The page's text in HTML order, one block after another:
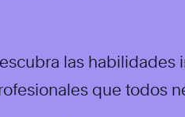
las habilidades
que todos